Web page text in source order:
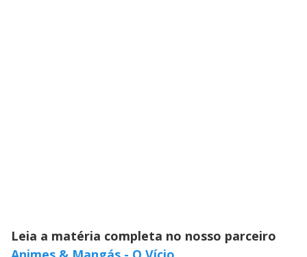
Leia a matéria completa no nosso parceiro